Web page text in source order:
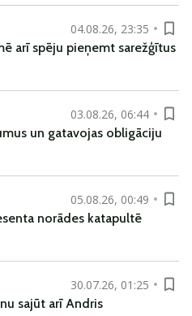
04.08.26, 23:35
arī spēju pieņemt sarežģītus
03.08.26, 06:44
un gatavojas obligāciju
05.08.26, 00:49
norādes katapultē
30.07.26, 01:25
sajūt arī Andris